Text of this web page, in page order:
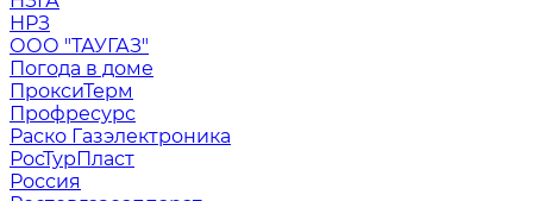
НРЗ
ООО "ТАУГАЗ"
Погода в доме
ПроксиТерм
Профресурс
Раско Газэлектроника
РосТурПласт
Россия